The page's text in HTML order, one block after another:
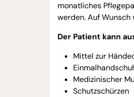
monatliches
werden. Auf
Der Patient kann
Mittel zur
Medizinischer
Schutzschürzen